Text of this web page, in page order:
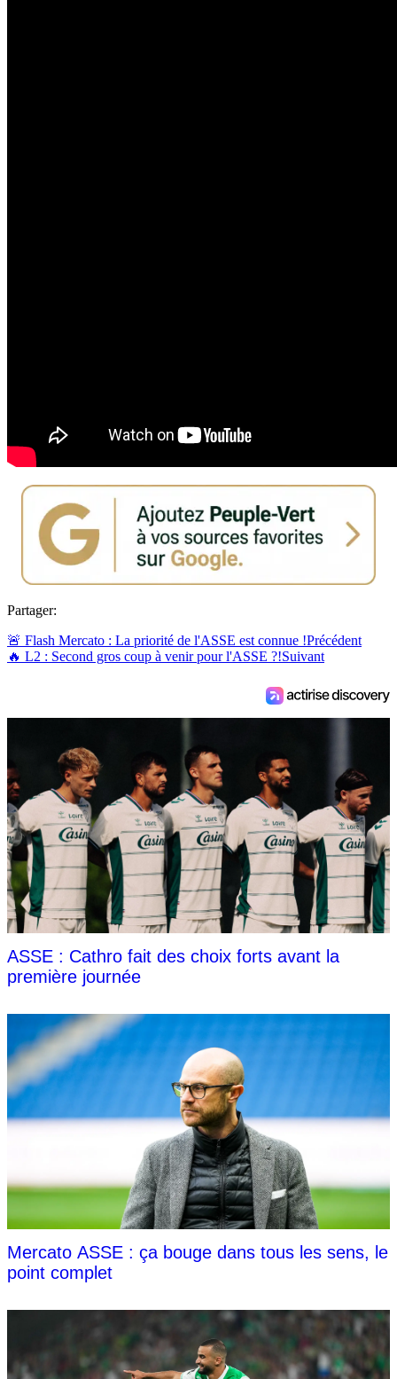
Partager:
🚨 Flash Mercato : La priorité de l'ASSE est connue !Précédent
🔥 L2 : Second gros coup à venir pour l'ASSE ?!Suivant
ASSE : Cathro fait des choix forts avant la
première journée
Mercato ASSE : ça bouge dans tous les sens, le
point complet